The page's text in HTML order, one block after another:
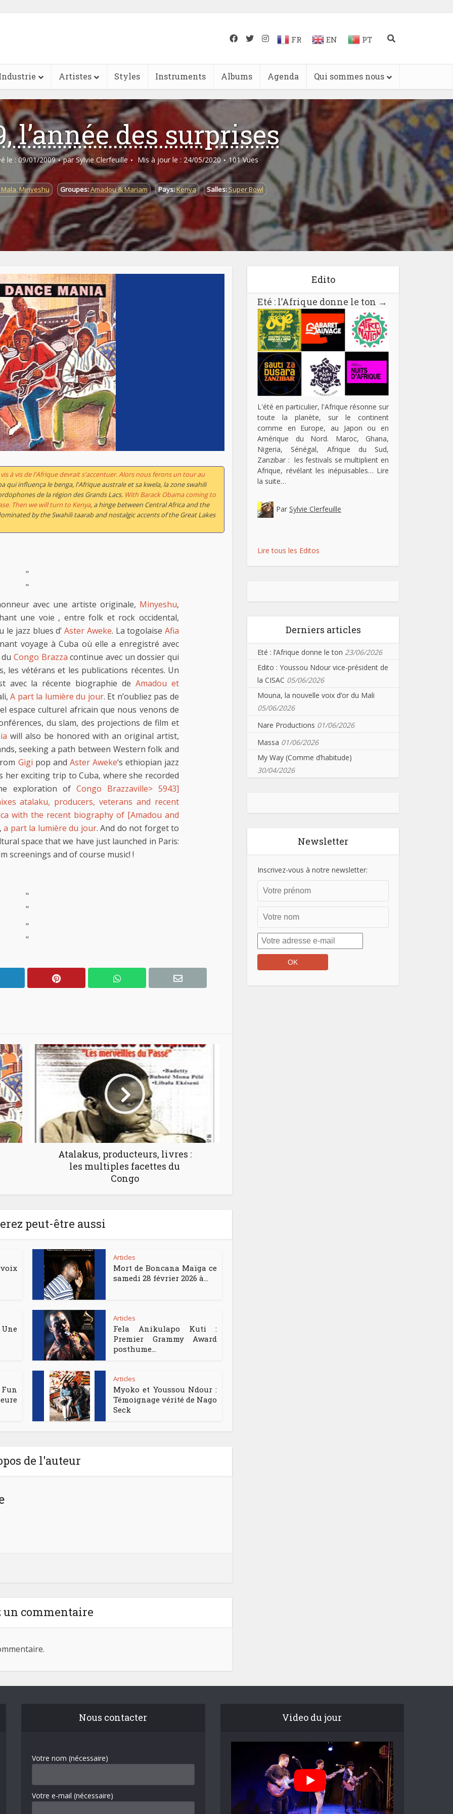
FR EN PT
Artistes Styles Instruments Albums Agenda Qui sommes nous
l’année des surprises
le : 09/01/2009 par Sylvie Clerfeuille Mis à jour le : 24/05/2020 101 Vues
,Minyeshu Groupes:Amadou & Mariam Pays:Kenya Salles: Super Bowl
à vis de l'Afrique devrait s'accentuer. Alors nous ferons un tour au
qui influença le benga, l'Afrique australe et sa kwela, la zone swahili
de la région des Grands Lacs. With Barack Obama coming to
Then we will turn to Kenya, a hinge between Central Africa and the
by the Swahili taarab and nostalgic accents of the Great Lakes
"
"
avec une artiste originale, Minyeshu,
une voie , entre folk et rock occidental,
le jazz blues d’Aster Aweke. La togolaiseAfia
voyage à Cuba où elle a enregistré avec
Congo Brazza continue avec un dossier qui
les vétérans et les publications récentes. Un
avec la récente biographie deAmadou et
A part la lumière du jour. Et n’oubliez pas de
espace culturel africain que nous venons de
du slam, des projections de film et
will also be honored with an original artist,
seeking a path between Western folk and
Gigi pop and Aster Aweke‘s ethiopian jazz
her exciting trip to Cuba, where she recorded
exploration of Congo Brazzaville> 5943]
atalaku, producers, veterans and recent
with the recent biography of [Amadou and
a part la lumière du jour. And do not forget to
space that we have just launched in Paris:
screenings and of course music! !
"
"
"
"
Atalakus, producteurs, livres :
les multiples facettes du
Congo
peut-être aussi
Articles
Mort de Boncana Maïga ce
samedi 28 février 2026 à...
Articles
Fela Anikulapo Kuti :
Premier Grammy Award
posthume...
Articles
Myoko et Youssou Ndour :
Témoignage vérité de Nago
Seck
de l'auteur
un commentaire
Edito
Eté : l’Afrique donne le ton →
L'été en particulier, l'Afrique résonne sur
toute la planète, sur le continent
comme en Europe, au Japon ou en
Amérique du Nord. Maroc, Ghana,
Nigeria, Sénégal, Afrique du Sud,
Zanzibar : les festivals se multiplient en
Afrique, révélant les inépuisables… Lire
la suite…
Par Sylvie Clerfeuille
Lire tous les Editos
Derniers articles
Eté : l’Afrique donne le ton 23/06/2026
Edito : Youssou Ndour vice-président de
la CISAC 05/06/2026
Mouna, la nouvelle voix d’or du Mali
05/06/2026
Nare Productions 01/06/2026
Massa 01/06/2026
My Way (Comme d’habitude)
30/04/2026
Newsletter
Inscrivez-vous à notre newsletter:
Nous contacter
Votre nom (nécessaire)
Votre e-mail (nécessaire)
Video du jour